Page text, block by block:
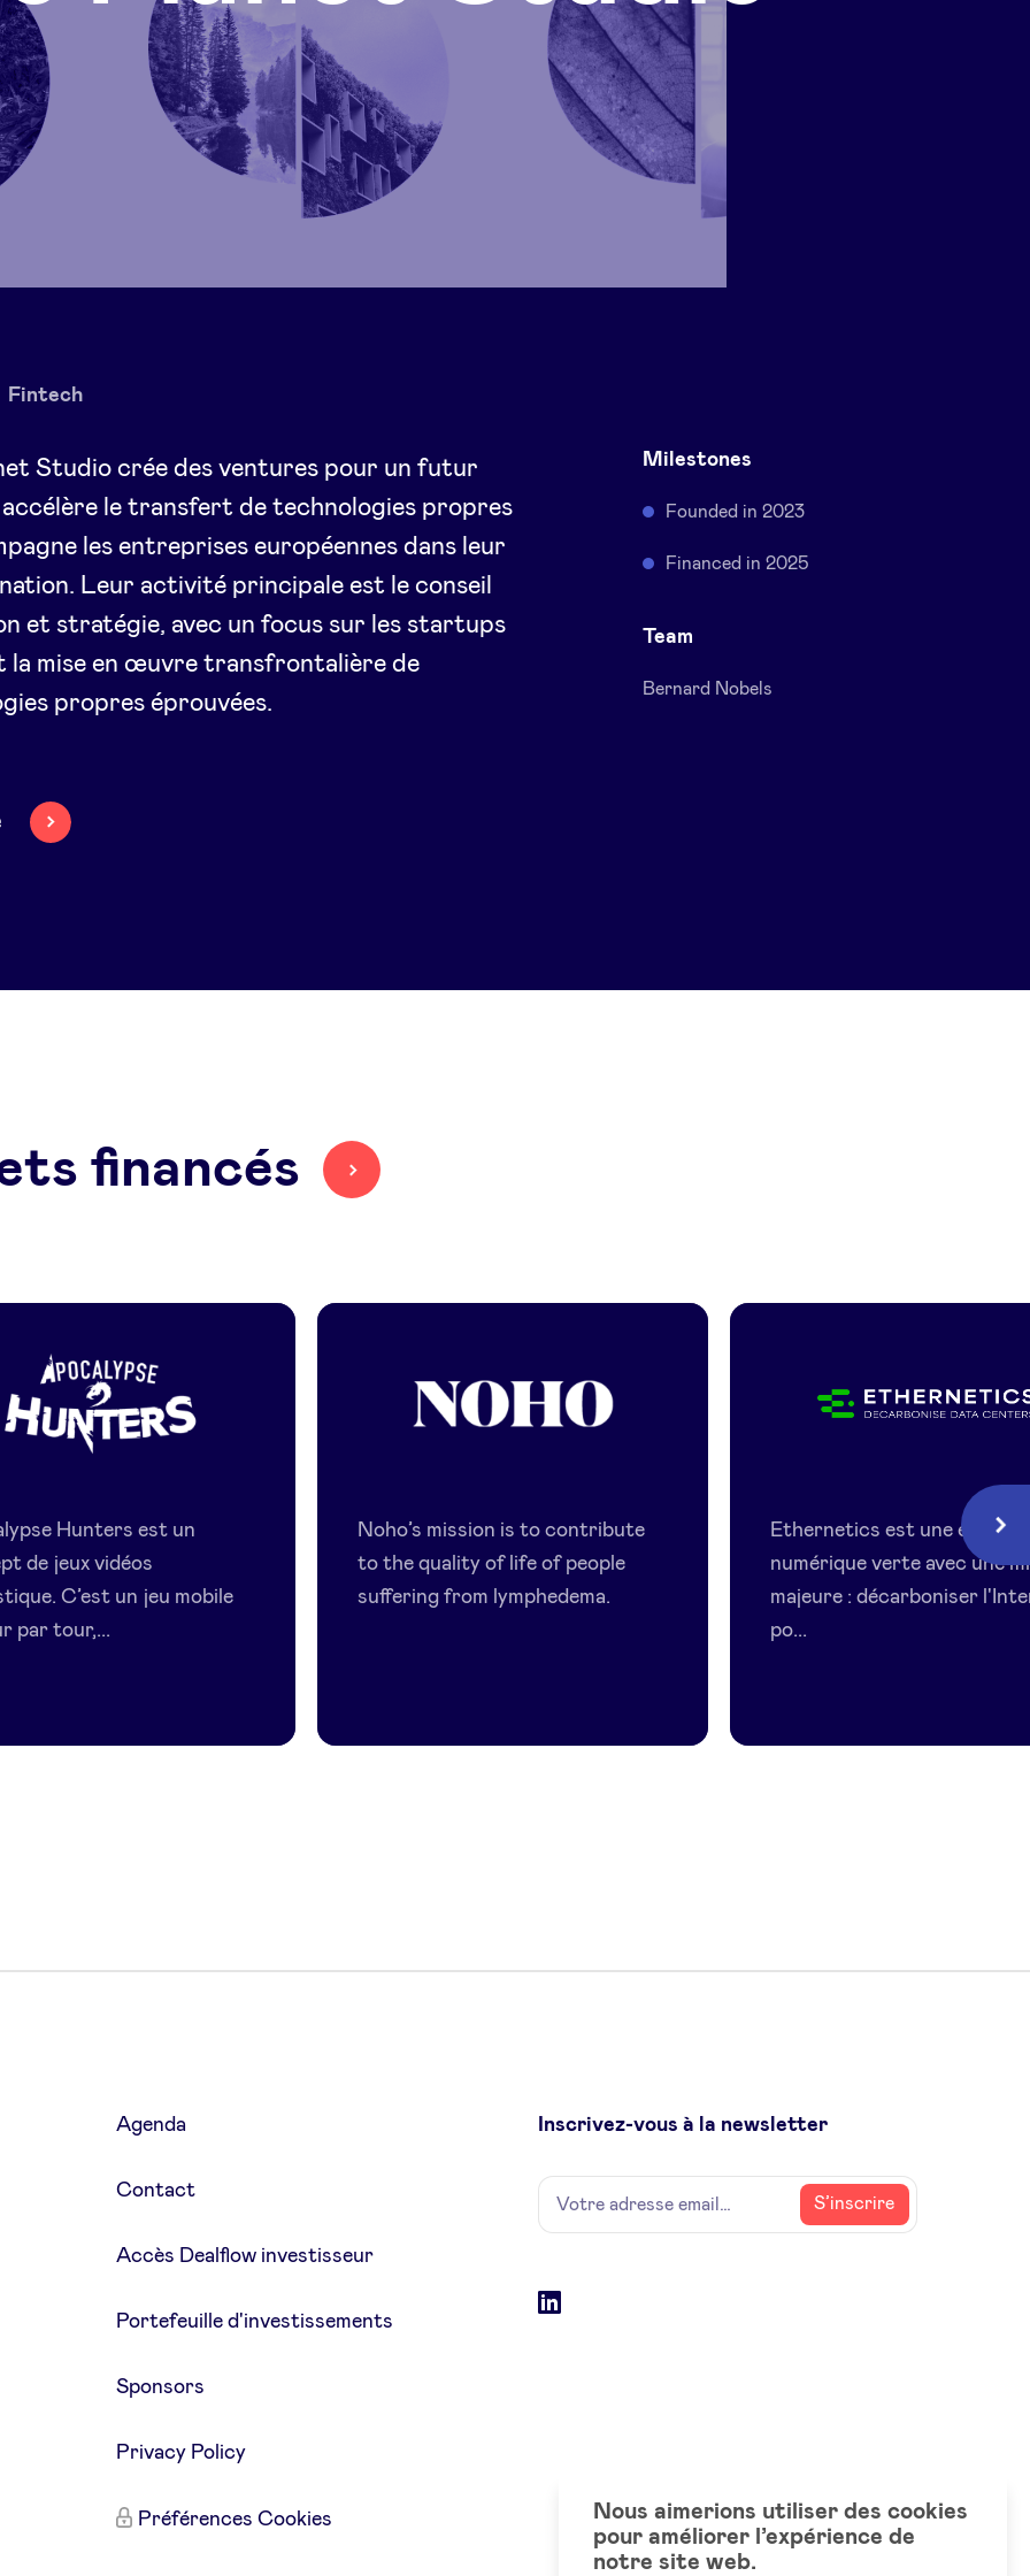
Fintech
Studio crée des ventures pour un futur
le transfert de technologies propres
les entreprises européennes dans leur
Leur activité principale est le conseil
et stratégie, avec un focus sur les startups
la mise en œuvre transfrontalière de
propres éprouvées.
Milestones
Founded in 2023
Financed in 2025
Team
Bernard Nobels
financés
Hunters est un
de jeux vidéos
C’est un jeu mobile
par tour,...
Noho’s mission is to contribute
to the quality of life of people
suffering from lymphedema.
Ethernetics est une
numérique verte avec une
majeure : décarboniser
po...
Agenda
Contact
Accès Dealflow investisseur
Portefeuille d'investissements
Sponsors
Privacy Policy
Préférences Cookies
Inscrivez-vous à la newsletter
Name
Votre
adresse
S’inscrire
Social
LinkedIn
Nous aimerions utiliser des cookies
pour améliorer l’expérience de
notre site web.